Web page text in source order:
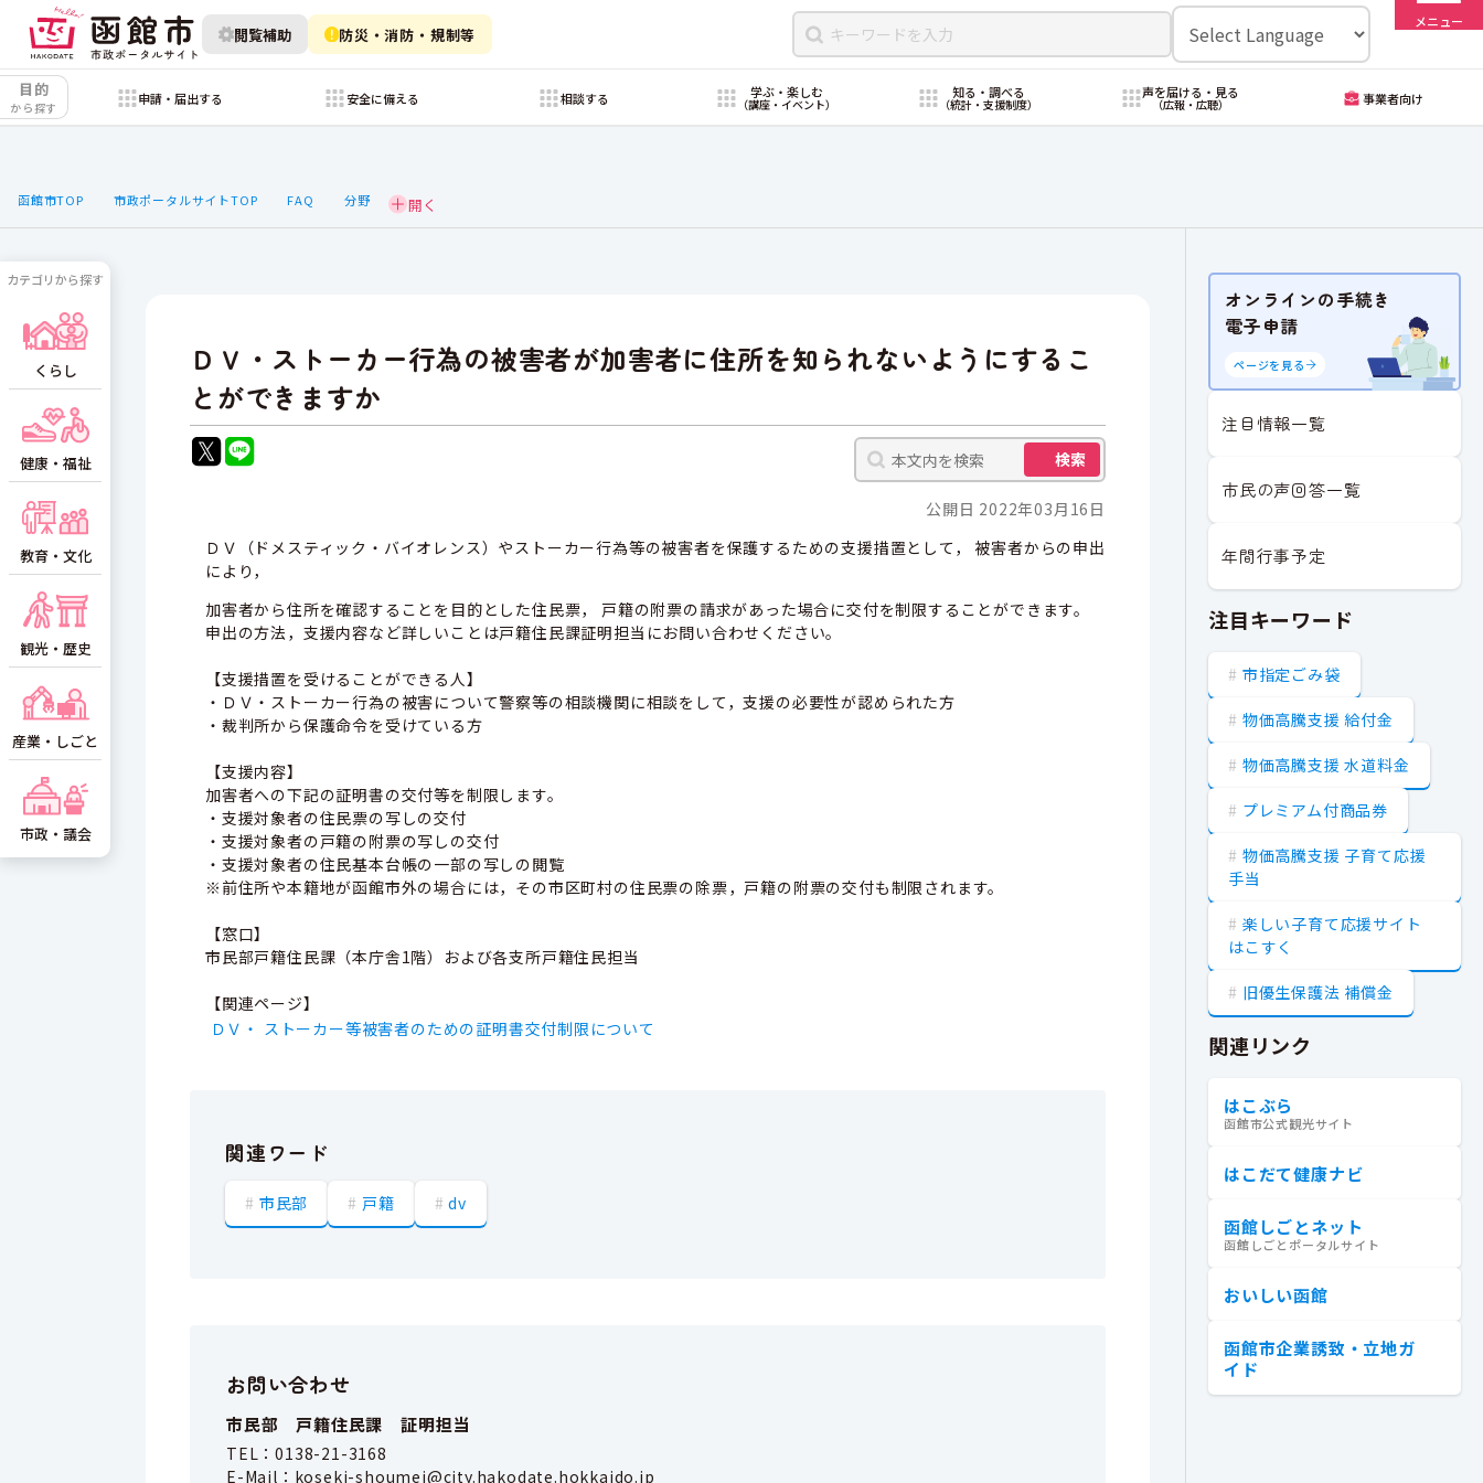
閲覧補助 防災・消防・規制等
メニュー
目的
から探す
申請・届出する 安全に備える 相談する 学ぶ・楽しむ
（講座・イベント）
知る・調べる
（統計・支援制度）
声を届ける・見る
（広報・広聴） 事業者向け
函館市TOP 市政ポータルサイトTOP FAQ 分野
ＤＶ・ストーカー行為の被害者が加害者に住所を知られないようにするこ
とができますか
検索
公開日 2022年03月16日
ＤＶ（ドメスティック・バイオレンス）やストーカー行為等の被害者を保護するための支援措置として， 被害者からの申出
により，
加害者から住所を確認することを目的とした住民票， 戸籍の附票の請求があった場合に交付を制限することができます。
申出の方法，支援内容など詳しいことは戸籍住民課証明担当にお問い合わせください。
【支援措置を受けることができる人】
・ＤＶ・ストーカー行為の被害について警察等の相談機関に相談をして，支援の必要性が認められた方
・裁判所から保護命令を受けている方
【支援内容】
加害者への下記の証明書の交付等を制限します。
・支援対象者の住民票の写しの交付
・支援対象者の戸籍の附票の写しの交付
・支援対象者の住民基本台帳の一部の写しの閲覧
※前住所や本籍地が函館市外の場合には，その市区町村の住民票の除票，戸籍の附票の交付も制限されます。
【窓口】
市民部戸籍住民課（本庁舎1階）および各支所戸籍住民担当
【関連ページ】
ＤＶ・ ストーカー等被害者のための証明書交付制限について
関連ワード
市民部 戸籍 dv
お問い合わせ
市民部 戸籍住民課 証明担当
TEL：0138-21-3168
E-Mail： koseki-shoumei@city.hakodate.hokkaido.jp
カテゴリから探す
くらし
健康・福祉
教育・文化
観光・歴史
産業・しごと
市政・議会
オンラインの手続き
電子申請
ページを見る
注目情報一覧
市民の声回答一覧
年間行事予定
注目キーワード
市指定ごみ袋
物価高騰支援 給付金
物価高騰支援 水道料金
プレミアム付商品券
物価高騰支援 子育て応援
手当
楽しい子育て応援サイト
はこすく
旧優生保護法 補償金
関連リンク
はこぶら
函館市公式観光サイト
はこだて健康ナビ
函館しごとネット
函館しごとポータルサイト
おいしい函館
函館市企業誘致・立地ガ
イド